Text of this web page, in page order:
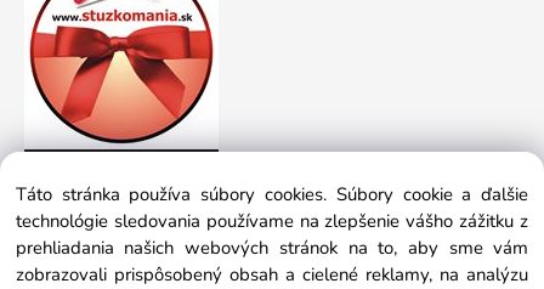
Táto stránka používa súbory cookies. Súbory cookie a ďalšie
technológie sledovania používame na zlepšenie vášho zážitku z
prehliadania našich webových stránok na to, aby sme vám
zobrazovali prispôsobený obsah a cielené reklamy, na analýzu